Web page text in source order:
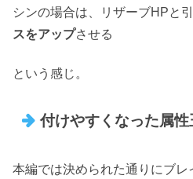
シンの場合は、リザーブHPと
スをアップさせる
という感じ。
付けやすくなった属性
本編では決められた通りにブ